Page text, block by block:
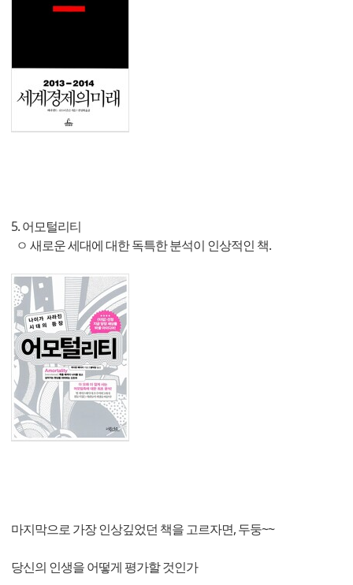
5. 어모털리티
ㅇ 새로운 세대에 대한 독특한 분석이 인상적인 책.
마지막으로 가장 인상깊었던 책을 고르자면, 두둥~~
당신의 인생을 어떻게 평가할 것인가